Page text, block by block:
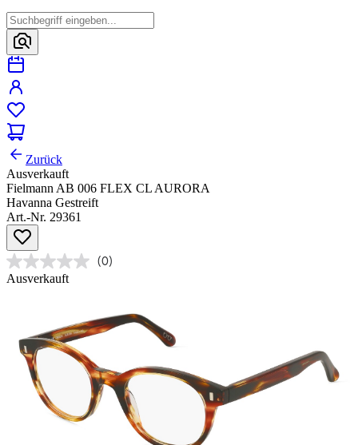
Zurück
Ausverkauft
Fielmann AB 006 FLEX CL AURORA
Havanna Gestreift
Art.-Nr. 29361
(0)
Ausverkauft